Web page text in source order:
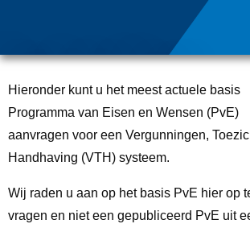
Basis Programma
Eisen voor VTH-
systemen
Hieronder kunt u het meest actuele basis
Programma van Eisen en Wensen (PvE)
aanvragen voor een Vergunningen,
Handhaving (VTH) systeem.
Wij raden u aan op het basis PvE hier op
vragen en niet een gepubliceerd PvE uit